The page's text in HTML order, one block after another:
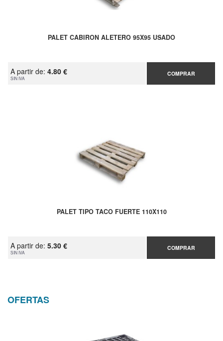
PALET CABIRON ALETERO 95X95 USADO
A partir de: 4.80 €
SIN IVA
COMPRAR
PALET TIPO TACO FUERTE 110X110
A partir de: 5.30 €
SIN IVA
COMPRAR
OFERTAS